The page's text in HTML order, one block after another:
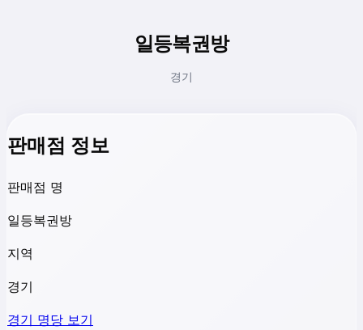
일등복권방
경기
판매점 정보
판매점 명
일등복권방
지역
경기
경기 명당 보기